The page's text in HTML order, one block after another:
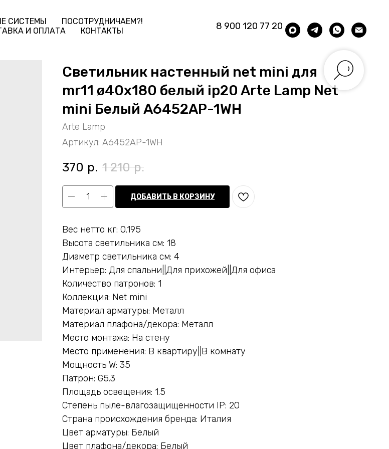
СИСТЕМЫ
ПОСОТРУДНИЧАЕМ?!
И ОПЛАТА КОНТАКТЫ 8 900 120 77 20
Светильник настенный net mini для
mr11 ø40x180 белый ip20 Arte Lamp Net
mini Белый A6452AP-1WH
Arte Lamp
Артикул: A6452AP-1WH
370 р. 1 210 р.
ДОБАВИТЬ В КОРЗИНУ
Вес нетто кг: 0.195
Высота светильника см: 18
Диаметр светильника см: 4
Интерьер: Для спальни||Для прихожей||Для офиса
Количество патронов: 1
Коллекция: Net mini
Материал арматуры: Металл
Материал плафона/декора: Металл
Место монтажа: На стену
Место применения: В квартиру||В комнату
Мощность W: 35
Патрон: G5.3
Площадь освещения: 1.5
Степень пыле-влагозащищенности IP: 20
Страна происхождения бренда: Италия
Цвет арматуры: Белый
Цвет плафона/декора: Белый